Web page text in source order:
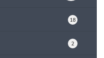
18
2